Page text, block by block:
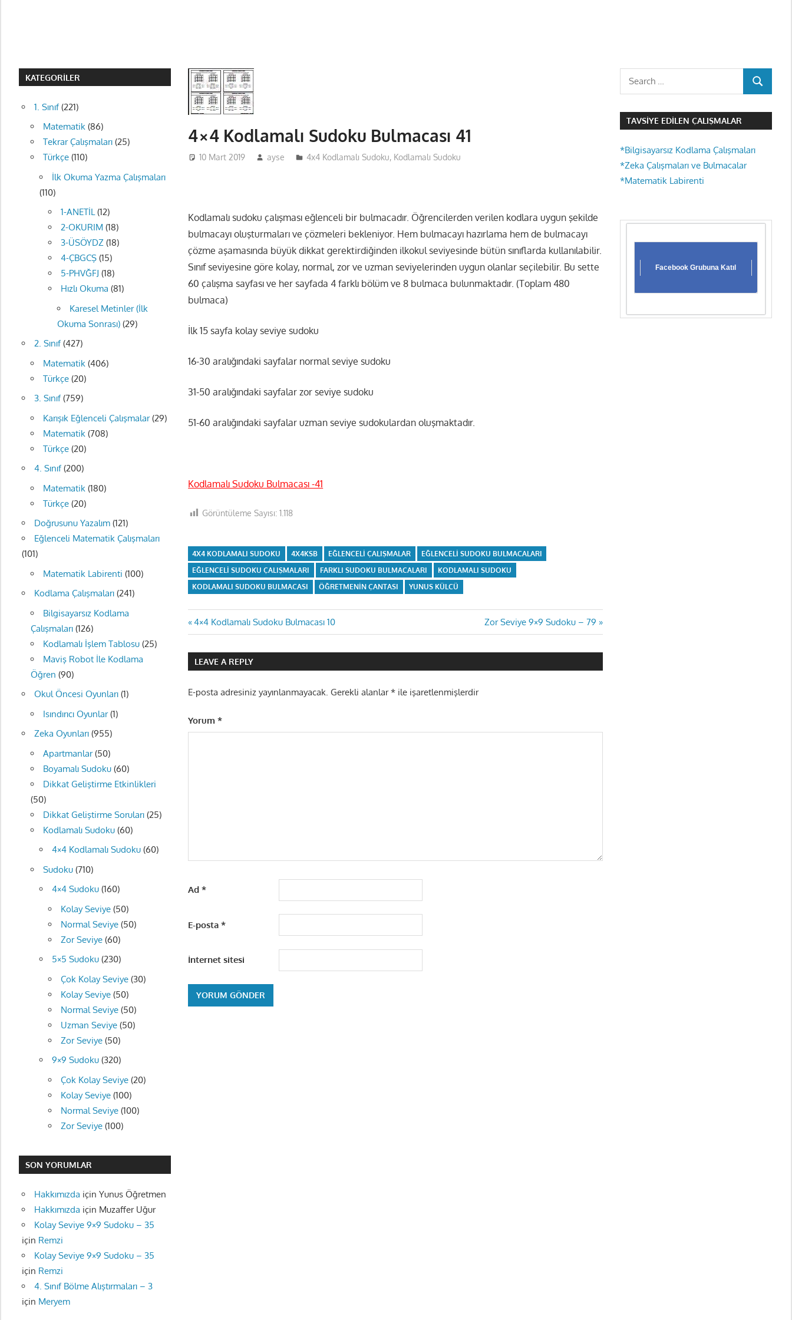
4×4 Kodlamalı Sudoku Bulmacası 41
10 Mart 2019 ayse 4x4 Kodlamalı Sudoku, Kodlamalı Sudoku
Kodlamalı sudoku çalışması eğlenceli bir bulmacadır. Öğrencilerden verilen kodlara uygun şekilde
bulmacayı oluşturmaları ve çözmeleri bekleniyor. Hem bulmacayı hazırlama hem de bulmacayı
çözme aşamasında büyük dikkat gerektirdiğinden ilkokul seviyesinde bütün sınıflarda kullanılabilir.
Sınıf seviyesine göre kolay, normal, zor ve uzman seviyelerinden uygun olanlar seçilebilir. Bu sette
60 çalışma sayfası ve her sayfada 4 farklı bölüm ve 8 bulmaca bulunmaktadır. (Toplam 480
bulmaca)
İlk 15 sayfa kolay seviye sudoku
16-30 aralığındaki sayfalar normal seviye sudoku
31-50 aralığındaki sayfalar zor seviye sudoku
51-60 aralığındaki sayfalar uzman seviye sudokulardan oluşmaktadır.
Kodlamalı Sudoku Bulmacası -41
Görüntüleme Sayısı: 1.118
4X4 KODLAMALI SUDOKU 4X4KSB EĞLENCELI ÇALIŞMALAR
EĞLENCELI SUDOKU BULMACALARI
EĞLENCELI SUDOKU ÇALIŞMALARI
FARKLI SUDOKU BULMACALARI
KODLAMALI SUDOKU
KODLAMALI SUDOKU BULMACASI
ÖĞRETMENIN ÇANTASI YUNUS KÜLCÜ
Yazı
gezinmesi
Previous
Post:
4×4 Kodlamalı Sudoku Bulmacası 10
Next
Post:
Zor Seviye 9×9 Sudoku – 79
LEAVE A REPLY
E-posta adresiniz yayınlanmayacak. Gerekli alanlar* ile işaretlenmişlerdir
Yorum*
Ad*
E-posta*
İnternet sitesi
KATEGORILER
1. Sınıf(221)
Matematik(86)
Tekrar Çalışmaları(25)
Türkçe(110)
İlk Okuma Yazma Çalışmaları
(110)
1-ANETİL(12)
2-OKURIM (18)
3-ÜSÖYDZ(18)
4-ÇBGCŞ(15)
5-PHVĞFJ (18)
Hızlı Okuma (81)
Karesel Metinler (İlk
Okuma Sonrası)(29)
2. Sınıf(427)
Matematik(406)
Türkçe(20)
3. Sınıf(759)
Karışık Eğlenceli Çalışmalar(29)
Matematik(708)
Türkçe(20)
4. Sınıf(200)
Matematik(180)
Türkçe(20)
Doğrusunu Yazalım(121)
Eğlenceli Matematik Çalışmaları
(101)
Matematik Labirenti (100)
Kodlama Çalışmaları(241)
Bilgisayarsız Kodlama
Çalışmaları(126)
Kodlamalı İşlem Tablosu(25)
Maviş Robot İle Kodlama
Öğren (90)
Okul Öncesi Oyunları(1)
Isındırıcı Oyunlar(1)
Zeka Oyunları(955)
Apartmanlar(50)
Boyamalı Sudoku(60)
Dikkat Geliştirme Etkinlikleri
(50)
Dikkat Geliştirme Soruları(25)
Kodlamalı Sudoku(60)
4×4 Kodlamalı Sudoku(60)
Sudoku(710)
4×4 Sudoku(160)
Kolay Seviye(50)
Normal Seviye(50)
Zor Seviye(60)
5×5 Sudoku(230)
Çok Kolay Seviye(30)
Kolay Seviye(50)
Normal Seviye(50)
Uzman Seviye(50)
Zor Seviye(50)
9×9 Sudoku(320)
Çok Kolay Seviye(20)
Kolay Seviye(100)
Normal Seviye(100)
Zor Seviye(100)
SON YORUMLAR
Hakkımızda için Yunus Öğretmen
Hakkımızda için Muzaffer Uğur
Kolay Seviye 9×9 Sudoku – 35
için Remzi
Kolay Seviye 9×9 Sudoku – 35
için Remzi
4. Sınıf Bölme Alıştırmaları – 3
için Meryem
Search
SEARCH
TAVSIYE EDILEN ÇALIŞMALAR
*Bilgisayarsız Kodlama Çalışmaları
*Zeka Çalışmaları ve Bulmacalar
*Matematik Labirenti
Facebook Grubuna Katıl